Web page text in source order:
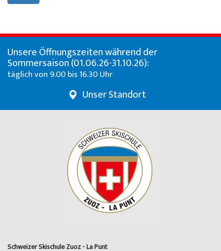
Unsere Öffnungszeiten während der
Sommersaison (01.06.26-31.10.26):
täglich von 9.00 bis 16.30 Uhr
Unser Standort
Schweizer Skischule Zuoz - La Punt